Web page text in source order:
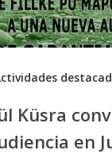
Küsra
en